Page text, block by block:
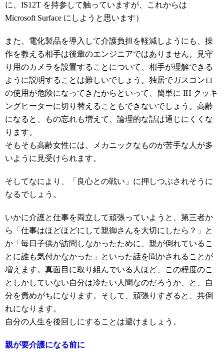
に、IS12T を持参して触っていますが、これからは
Microsoft Surface にしようと思います）
また、電化製品を導入して介護負担を軽減しようにも、操
作を教える相手は後輩のエンジニアではありません。見守
り用のカメラを設置することについて、相手が理解できる
ように説明することは難しいでしょう。独居でガスコンロ
の使用が危険になってきたからといって、簡単に IH クッキ
ングヒーターに切り替えることもできないでしょう。高齢
になると、もの忘れも増えて、論理的な話は通じにくくな
ります。
そもそも高齢女性には、メカニックなものが苦手な人が多
いように見受けられます。
そしてなにより、「良心との戦い」に押しつぶされそうに
なるでしょう。
いかに介護と仕事を両立して頑張っていようと、第三者か
ら「仕事はほどほどにして親御さんを大切にしたら？」と
か「毎日子供が訪問しなかったために、親が倒れているこ
とに誰も気付かなかった」といった話を聞かされることが
増えます。真面目に取り組んでいる人ほど、この程度のこ
としかしていない自分は冷たい人間なのだろうか、と、自
分を責めがちになります。そして、頑張りすぎると、共倒
れになります。
自分の人生を後回しにすることは避けましょう。
親が要介護になる前に